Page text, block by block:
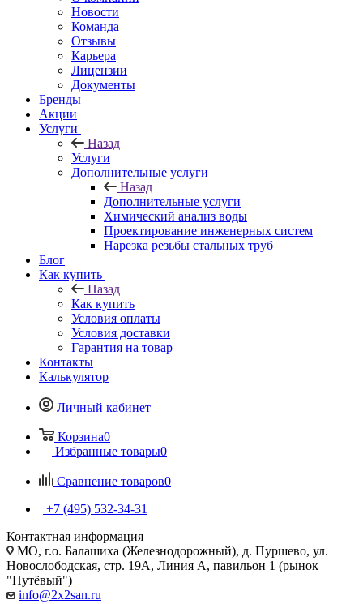
Новости
Команда
Отзывы
Карьера
Лицензии
Документы
Бренды
Акции
Услуги
Назад
Услуги
Дополнительные услуги
Назад
Дополнительные услуги
Химический анализ воды
Проектирование инженерных систем
Нарезка резьбы стальных труб
Блог
Как купить
Назад
Как купить
Условия оплаты
Условия доставки
Гарантия на товар
Контакты
Калькулятор
Личный кабинет
Корзина0
Избранные товары0
Сравнение товаров0
+7 (495) 532‑34‑31
Контактная информация
МО, г.о. Балашиха (Железнодорожный), д. Пуршево, ул.
Новослободская, стр. 19А, Линия А, павильон 1 (рынок
"Путёвый")
info@2x2san.ru